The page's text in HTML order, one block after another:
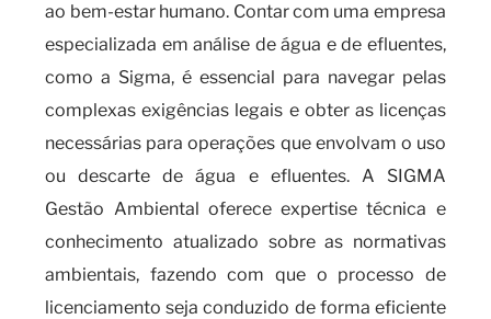
ao bem-estar humano. Contar com uma empresa
especializada em análise de água e de efluentes,
como a Sigma, é essencial para navegar pelas
complexas exigências legais e obter as licenças
necessárias para operações que envolvam o uso
ou descarte de água e efluentes. A SIGMA
Gestão Ambiental oferece expertise técnica e
conhecimento atualizado sobre as normativas
ambientais, fazendo com que o processo de
licenciamento seja conduzido de forma eficiente